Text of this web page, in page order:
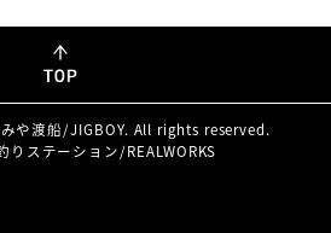
や渡船/JIGBOY. All rights reserved.
りステーション/REALWORKS